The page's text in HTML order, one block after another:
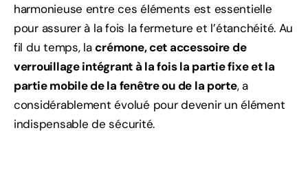
harmonieuse entre ces éléments est essentielle
pour assurer à la fois la fermeture et l’étanchéité. Au
fil du temps, lacrémone, cet accessoire de
verrouillage intégrant à la fois la partie fixe et la
partie mobile de la fenêtre ou de la porte, a
considérablement évolué pour devenir un élément
indispensable de sécurité.